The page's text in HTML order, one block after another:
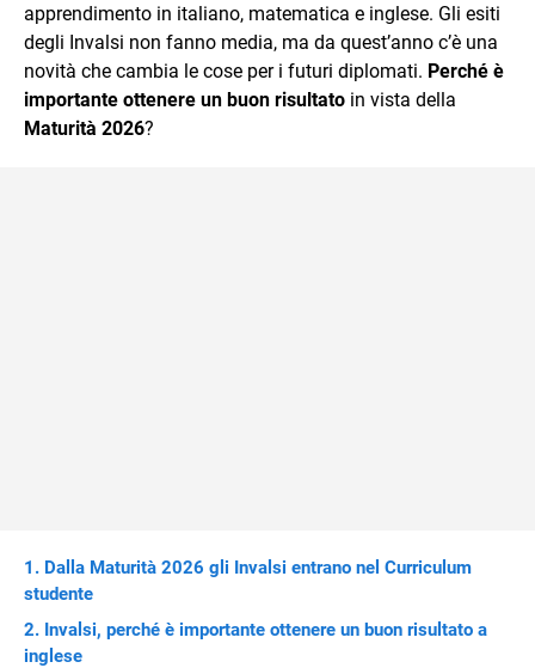
apprendimento in italiano, matematica e inglese. Gli esiti
degli Invalsi non fanno media, ma da quest’anno c’è una
novità che cambia le cose per i futuri diplomati. Perché è
importante ottenere un buon risultato in vista della
Maturità 2026?
Dalla Maturità 2026 gli Invalsi entrano nel Curriculum
studente
Invalsi, perché è importante ottenere un buon risultato a
inglese